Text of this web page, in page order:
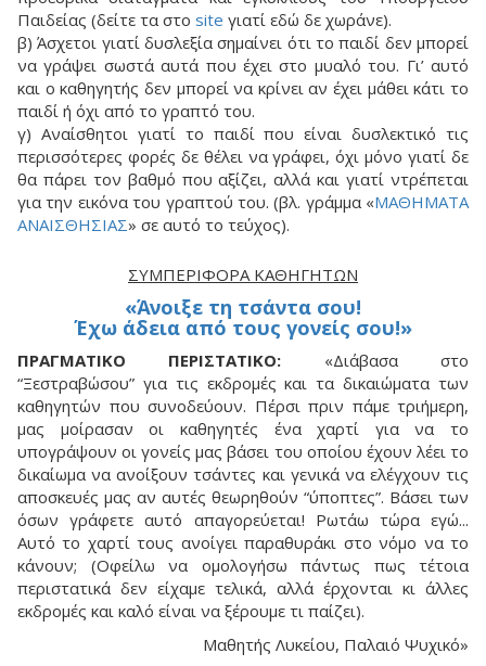
Παιδείας (δείτε τα στο site γιατί εδώ δε χωράνε).
β) Άσχετοι γιατί δυσλεξία σημαίνει ότι το παιδί δεν μπορεί
να γράψει σωστά αυτά που έχει στο μυαλό του. Γι’ αυτό
και ο καθηγητής δεν μπορεί να κρίνει αν έχει μάθει κάτι το
παιδί ή όχι από το γραπτό του.
γ) Αναίσθητοι γιατί το παιδί που είναι δυσλεκτικό τις
περισσότερες φορές δε θέλει να γράφει, όχι μόνο γιατί δε
θα πάρει τον βαθμό που αξίζει, αλλά και γιατί ντρέπεται
για την εικόνα του γραπτού του. (βλ. γράμμα «ΜΑΘΗΜΑΤΑ
ΑΝΑΙΣΘΗΣΙΑΣ» σε αυτό το τεύχος).
ΣΥΜΠΕΡΙΦΟΡΆ ΚΑΘΗΓΗΤΏΝ
«Άνοιξε τη τσάντα σου!
Έχω άδεια από τους γονείς σου!»
ΠΡΑΓΜΑΤΙΚΟ ΠΕΡΙΣΤΑΤΙΚΟ: «Διάβασα στο
“Ξεστραβώσου” για τις εκδρομές και τα δικαιώματα των
καθηγητών που συνοδεύουν. Πέρσι πριν πάμε τριήμερη,
μας μοίρασαν οι καθηγητές ένα χαρτί για να το
υπογράψουν οι γονείς μας βάσει του οποίου έχουν λέει το
δικαίωμα να ανοίξουν τσάντες και γενικά να ελέγχουν τις
αποσκευές μας αν αυτές θεωρηθούν “ύποπτες”. Βάσει των
όσων γράφετε αυτό απαγορεύεται! Ρωτάω τώρα εγώ...
Αυτό το χαρτί τους ανοίγει παραθυράκι στο νόμο να το
κάνουν; (Οφείλω να ομολογήσω πάντως πως τέτοια
περιστατικά δεν είχαμε τελικά, αλλά έρχονται κι άλλες
εκδρομές και καλό είναι να ξέρουμε τι παίζει).
Μαθητής Λυκείου, Παλαιό Ψυχικό»